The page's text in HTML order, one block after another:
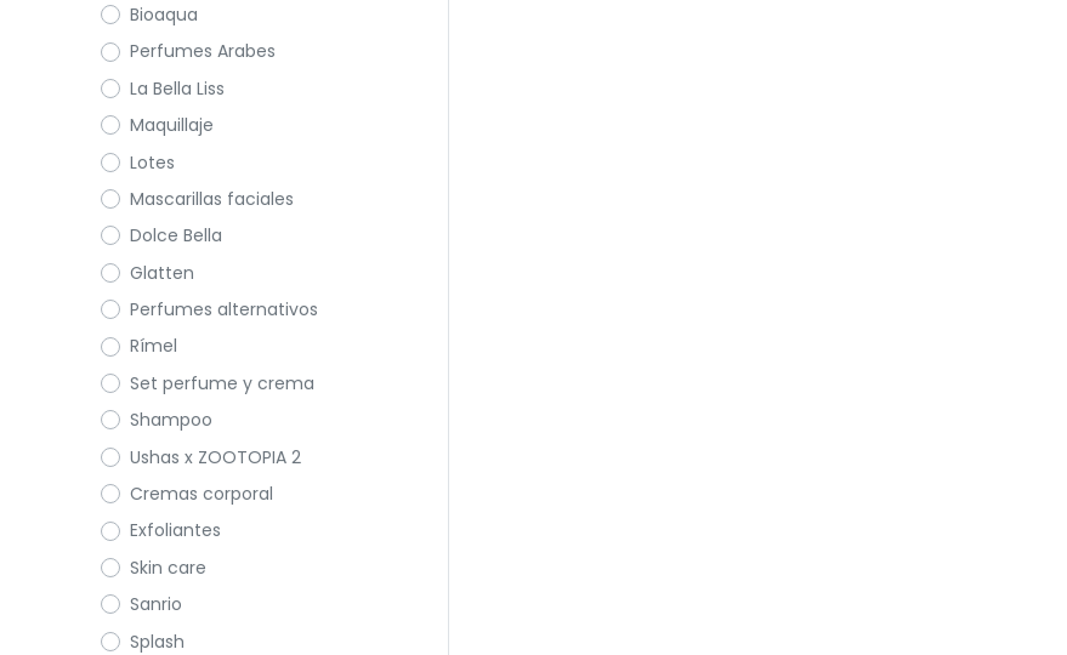
Bioaqua
Perfumes Arabes
La Bella Liss
Maquillaje
Lotes
Mascarillas faciales
Dolce Bella
Glatten
Perfumes alternativos
Rímel
Set perfume y crema
Shampoo
Ushas x ZOOTOPIA 2
Cremas corporal
Exfoliantes
Skin care
Sanrio
Splash